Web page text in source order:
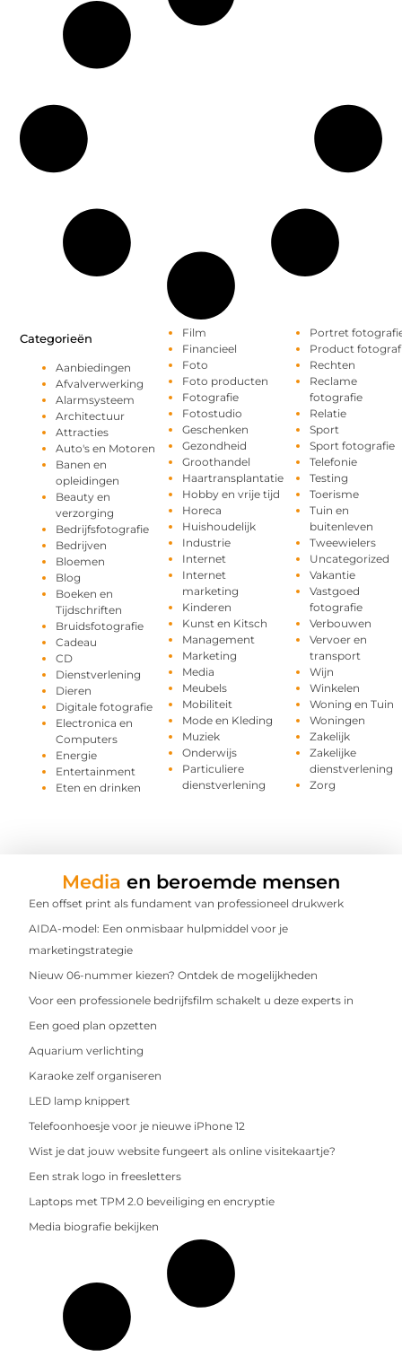
Categorieën
Aanbiedingen
Afvalverwerking
Alarmsysteem
Architectuur
Attracties
Auto's en Motoren
Banen en
opleidingen
Beauty en
verzorging
Bedrijfsfotografie
Bedrijven
Bloemen
Blog
Boeken en
Tijdschriften
Bruidsfotografie
Cadeau
CD
Dienstverlening
Dieren
Digitale fotografie
Electronica en
Computers
Energie
Entertainment
Eten en drinken
Film
Financieel
Foto
Foto producten
Fotografie
Fotostudio
Geschenken
Gezondheid
Groothandel
Haartransplantatie
Hobby en vrije tijd
Horeca
Huishoudelijk
Industrie
Internet
Internet
marketing
Kinderen
Kunst en Kitsch
Management
Marketing
Media
Meubels
Mobiliteit
Mode en Kleding
Muziek
Onderwijs
Particuliere
dienstverlening
Portret
Product
Rechten
Reclame
fotografie
Relatie
Sport
Sport fotografie
Telefonie
Testing
Toerisme
Tuin en
buitenleven
Tweewielers
Uncategorized
Vakantie
Vastgoed
fotografie
Verbouwen
Vervoer en
transport
Wijn
Winkelen
Woning en Tuin
Woningen
Zakelijk
Zakelijke
dienstverlening
Zorg
Media en beroemde mensen
Een offset print als fundament van professioneel drukwerk
AIDA-model: Een onmisbaar hulpmiddel voor je
marketingstrategie
Nieuw 06-nummer kiezen? Ontdek de mogelijkheden
Voor een professionele bedrijfsfilm schakelt u deze experts in
Een goed plan opzetten
Aquarium verlichting
Karaoke zelf organiseren
LED lamp knippert
Telefoonhoesje voor je nieuwe iPhone 12
Wist je dat jouw website fungeert als online visitekaartje?
Een strak logo in freesletters
Laptops met TPM 2.0 beveiliging en encryptie
Media biografie bekijken